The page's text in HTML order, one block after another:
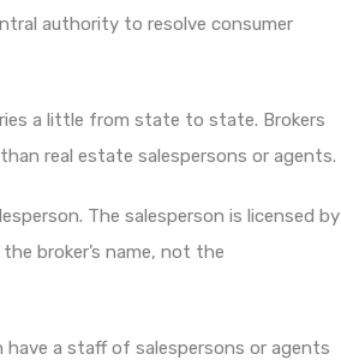
authority to resolve consumer
a little from state to state. Brokers
real estate salespersons or agents.
The salesperson is licensed by
broker’s name, not the
have a staff of salespersons or agents